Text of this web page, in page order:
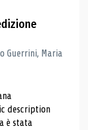
Guerrini, Maria
description
è stata